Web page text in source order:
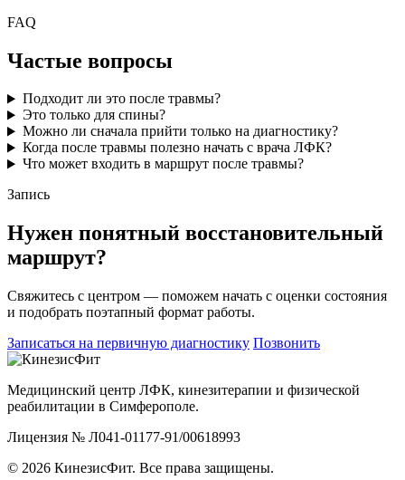
FAQ
Частые вопросы
Подходит ли это после травмы?
Это только для спины?
Можно ли сначала прийти только на диагностику?
Когда после травмы полезно начать с врача ЛФК?
Что может входить в маршрут после травмы?
Запись
Нужен понятный восстановительный
маршрут?
Свяжитесь с центром — поможем начать с оценки состояния
и подобрать поэтапный формат работы.
Записаться на первичную диагностику Позвонить
Медицинский центр ЛФК, кинезитерапии и физической
реабилитации в Симферополе.
Лицензия № Л041-01177-91/00618993
© 2026 КинезисФит. Все права защищены.